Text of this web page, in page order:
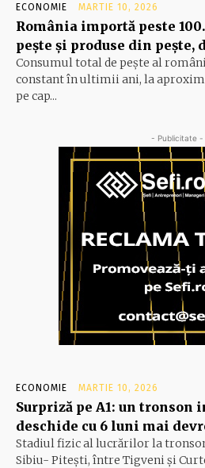
ECONOMIE MARTIE 10, 2026
România importă peste
peşte şi produse din peşte,
Consumul total de peşte al
constant în ul­timii ani, la
pe cap...
- Publicitate -
ECONOMIE MARTIE 10, 2026
Surpriză pe A1: un tronson
deschide cu 6 luni mai
Stadiul fizic al lucrărilor la
Sibiu- Piteşti, între Tigveni şi